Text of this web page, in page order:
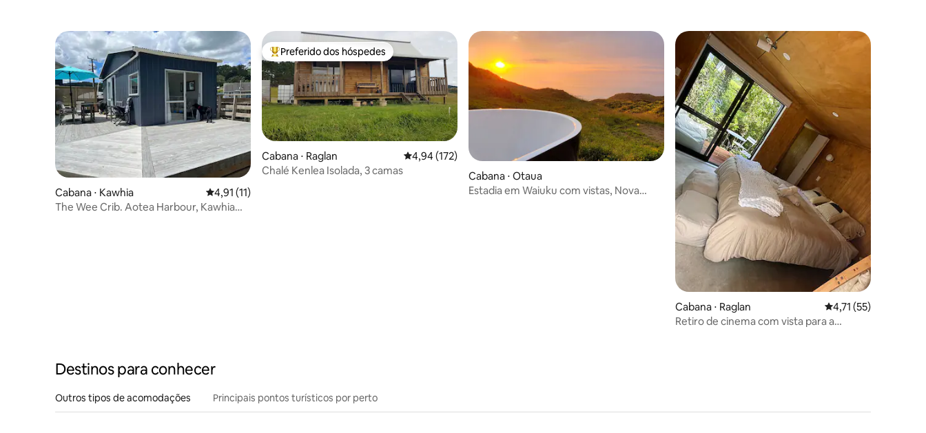
Cabana ⋅ Kawhia 4,91 de uma avaliação média de 5, 11 avaliações
4,91 (11)
The Wee Crib. Aotea Harbour, Kawhia
Entre os melhores preferidos dos hóspedes
Preferido dos hóspedes
Cabana ⋅ Raglan 4,94 de uma avaliação média de 5, 172 avaliações
4,94 (172)
Chalé Kenlea Isolada, 3 camas
Cabana ⋅ Otaua
Estadia em Waiuku com vistas, Nova
Cabana ⋅ Raglan 4,71 de uma
4,71 (55)
Retiro de cinema com vista para a
Destinos para conhecer
Outros tipos de acomodações Principais pontos turísticos por perto